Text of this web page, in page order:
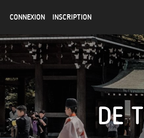
CONNEXION INSCRIPTION
DE